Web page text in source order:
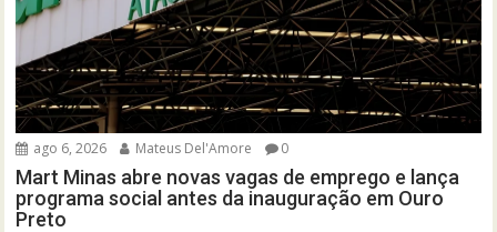
ago 6, 2026 Mateus Del'Amore 0
Mart Minas abre novas vagas de emprego e lança
programa social antes da inauguração em Ouro
Preto